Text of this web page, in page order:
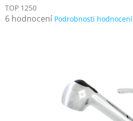
TOP 1250
Průměrné
6 hodnocení Podrobnosti hodnocení